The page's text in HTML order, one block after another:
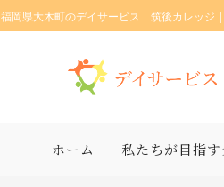
福岡県大木町のデイサービス 筑後カレッジ
ホーム 私たちが目指